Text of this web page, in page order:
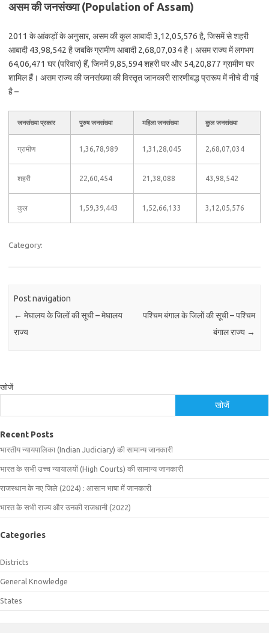
असम की जनसंख्या (Population of Assam)
2011 के आंकड़ों के अनुसार, असम की कुल आबादी 3,12,05,576 है, जिसमें से शहरी
आबादी 43,98,542 है जबकि ग्रामीण आबादी 2,68,07,034 है। असम राज्य में लगभग
64,06,471 घर (परिवार) हैं, जिनमें 9,85,594 शहरी घर और 54,20,877 ग्रामीण घर
शामिल हैं। असम राज्य की जनसंख्या की विस्तृत जानकारी सारणीबद्ध प्रारूप में नीचे दी गई
है –
जनसंख्या प्रकार पुरुष जनसंख्या महिला जनसंख्या कुल जनसंख्या
ग्रामीण 1,36,78,989 1,31,28,045 2,68,07,034
शहरी 22,60,454 21,38,088 43,98,542
कुल 1,59,39,443 1,52,66,133 3,12,05,576
Category:
Post navigation
← मेघालय के जिलों की सूची – मेघालय
राज्य
पश्चिम बंगाल के जिलों की सूची – पश्चिम
बंगाल राज्य →
खोजें
खोजें
Recent Posts
भारतीय न्यायपालिका (Indian Judiciary) की सामान्य जानकारी
भारत के सभी उच्च न्यायालयों (High Courts) की सामान्य जानकारी
राजस्थान के नए जिले (2024) : आसान भाषा में जानकारी
भारत के सभी राज्य और उनकी राजधानी (2022)
Categories
Districts
General Knowledge
States